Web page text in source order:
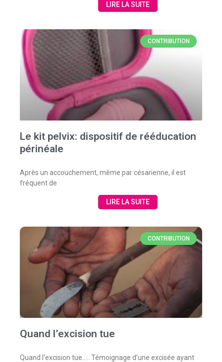
LIRE LA SUITE
CONTRIBUTION
Le kit pelvix: dispositif de rééducation
périnéale
Après un accouchement, même par césarienne, il est
fréquent de
LIRE LA SUITE
CONTRIBUTION
Quand l’excision tue
Quand l’excision tue….. Témoignage d’une excisée ayant